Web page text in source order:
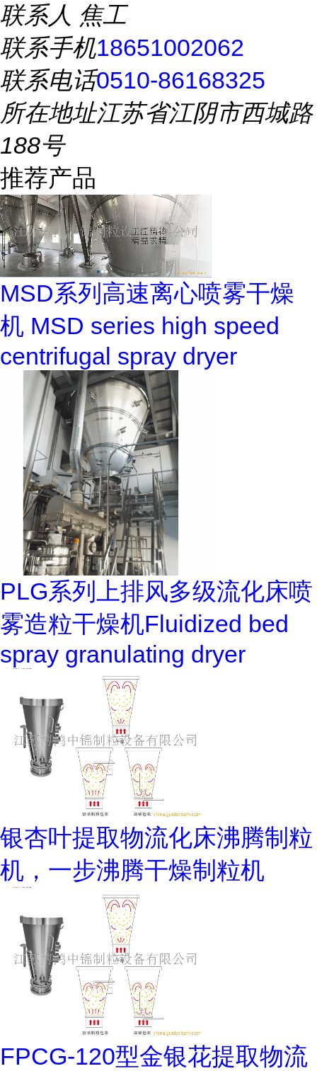
联系人 焦工
联系手机18651002062
联系电话0510-86168325
所在地址江苏省江阴市西城路
188号
推荐产品
MSD系列高速离心喷雾干燥
机 MSD series high speed
centrifugal spray dryer
PLG系列上排风多级流化床喷
雾造粒干燥机Fluidized bed
spray granulating dryer
银杏叶提取物流化床沸腾制粒
机，一步沸腾干燥制粒机
FPCG-120型金银花提取物流